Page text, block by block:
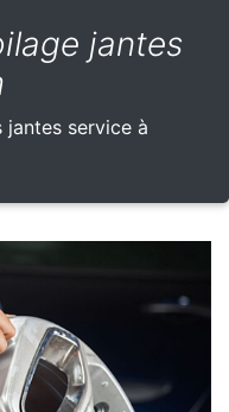
jantes
service à